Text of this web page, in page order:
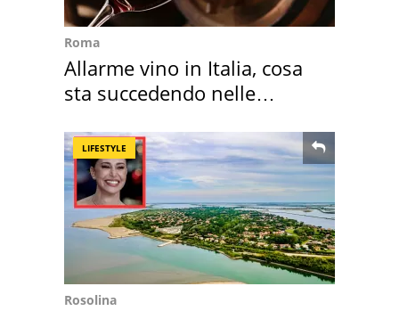
Roma
Allarme vino in Italia, cosa
sta succedendo nelle
LIFESTYLE
Rosolina